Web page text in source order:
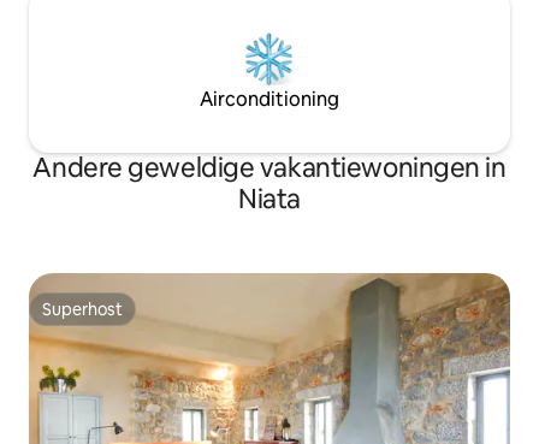
Airconditioning
Andere geweldige vakantiewoningen in
Niata
Superhost
Superhost